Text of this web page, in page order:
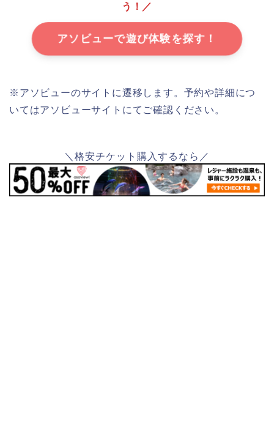
う！／
アソビューで遊び体験を探す！
※アソビューのサイトに遷移します。予約や詳細につ
いてはアソビューサイトにてご確認ください。
＼格安チケット購入するなら／